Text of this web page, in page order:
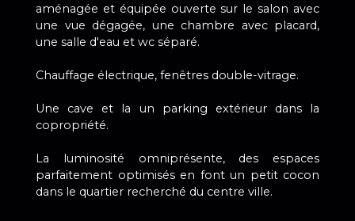
aménagée et équipée ouverte sur le salon avec
une vue dégagée, une chambre avec placard,
une salle d'eau et wc séparé.
Chauffage électrique, fenêtres double-vitrage.
Une cave et la un parking extérieur dans la
copropriété.
La luminosité omniprésente, des espaces
parfaitement optimisés en font un petit cocon
dans le quartier recherché du centre ville.